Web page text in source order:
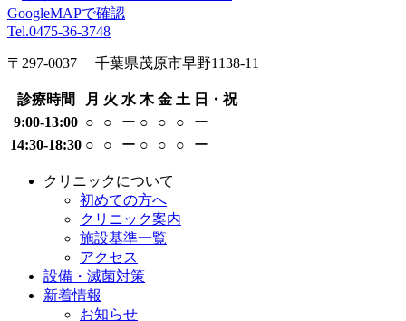
GoogleMAPで確認
Tel.0475-36-3748
〒297-0037 千葉県茂原市早野1138-11
診療時間 月 火 水 木 金 土 日・祝
9:00-13:00 ○ ○ ー ○ ○ ○
ー
14:30-18:30 ○ ○ ー ○ ○ ○ ー
クリニックについて
初めての方へ
クリニック案内
施設基準一覧
アクセス
設備・滅菌対策
新着情報
お知らせ